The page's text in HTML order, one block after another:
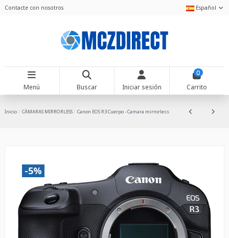
Contacte con nosotros Español
Menú Buscar Iniciar sesión
0
Carrito
Inicio CÁMARAS MIRRORLESS Canon EOS R3 Cuerpo - Camara mirrorless
-5%